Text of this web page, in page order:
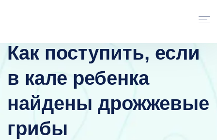
Как поступить, если
в кале ребенка
найдены дрожжевые
грибы